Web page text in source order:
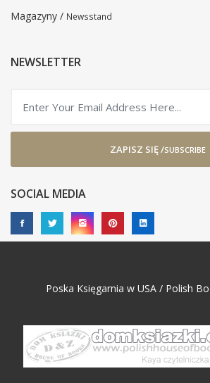
Magazyny / Newsstand
NEWSLETTER
ZAPISZ SIĘ /SUBSCRIBE
SOCIAL MEDIA
Poska Księgarnia w USA / Polish